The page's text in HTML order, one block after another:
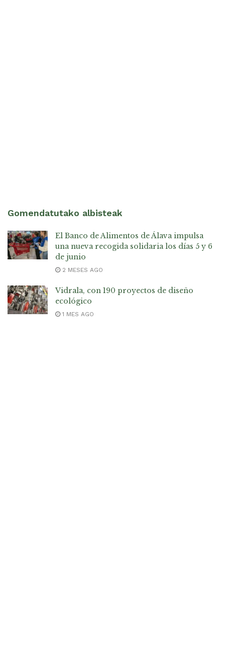
Gomendatutako albisteak
El Banco de Alimentos de Álava impulsa
una nueva recogida solidaria los días 5 y 6
de junio
2 MESES AGO
Vidrala, con 190 proyectos de diseño
ecológico
1 MES AGO